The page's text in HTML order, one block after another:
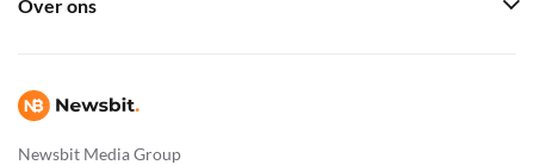
Newsbit Media Group
Over ons